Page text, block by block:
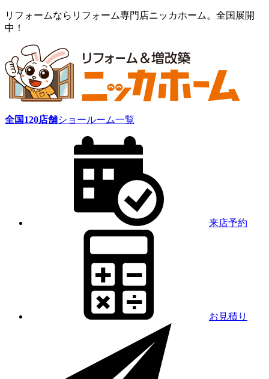
リフォームならリフォーム専門店ニッカホーム。全国展開
中！
全国120店舗ショールーム一覧
来店予約
お見積り